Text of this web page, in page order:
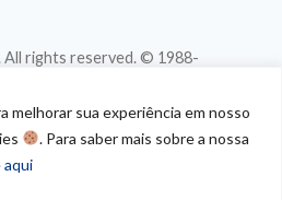
melhorar sua experiência em nosso
. Para saber mais sobre a nossa
aqui
All rights reserved. © 1988-